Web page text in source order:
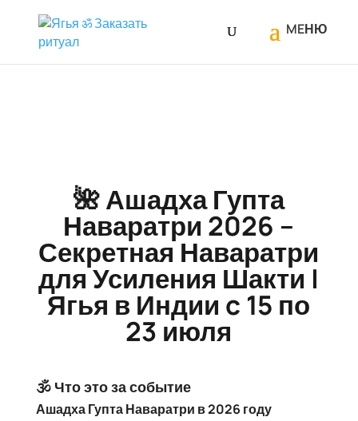
🌺 Ашадха Гупта
Наваратри 2026 –
Секретная Наваратри
для Усиления Шакти |
Ягья в Индии c 15 по
23 июля
🕉️ Что это за событие
Ашадха Гупта Наваратри в 2026 году